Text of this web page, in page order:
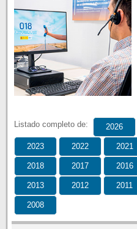
Listado completo de: 2026
2023 2022 2021
2018 2017 2016
2013 2012 2011
2008